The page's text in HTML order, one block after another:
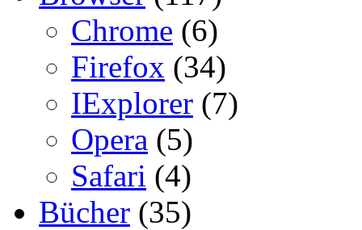
Chrome (6)
Firefox (34)
IExplorer (7)
Opera (5)
Safari (4)
Bücher (35)